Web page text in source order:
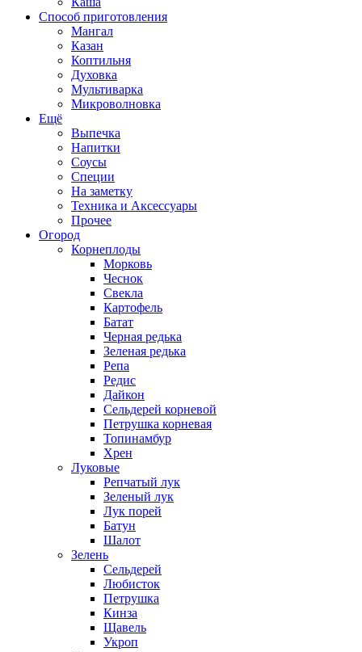
Способ приготовления
Мангал
Казан
Коптильня
Духовка
Мультиварка
Микроволновка
Ещё
Выпечка
Напитки
Соусы
Специи
На заметку
Техника и Аксессуары
Прочее
Огород
Корнеплоды
Морковь
Чеснок
Свекла
Картофель
Батат
Черная редька
Зеленая редька
Репа
Редис
Дайкон
Сельдерей корневой
Петрушка корневая
Топинамбур
Хрен
Луковые
Репчатый лук
Зеленый лук
Лук порей
Батун
Шалот
Зелень
Сельдерей
Любисток
Петрушка
Кинза
Щавель
Укроп